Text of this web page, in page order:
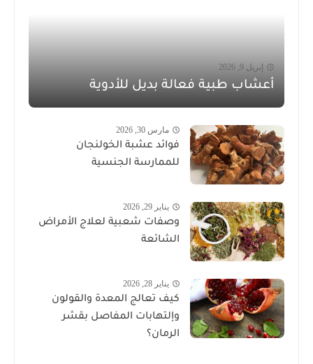
إبريل 9, 2026
أعشاب طبية فعالة بديل للأدوية
مارس 30, 2026
فوائد عشبة الخولنجان
للممارسة الجنسية
يناير 29, 2026
وصفات شعبية لعلاج الأمراض
الشائعة
يناير 28, 2026
كيف تعالج المعدة والقولون
وإلتهابات المفاصل بقشر
الرمان؟